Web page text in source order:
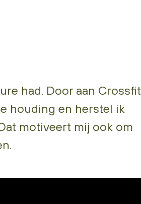
had. Door aan Crossfit
houding en herstel ik
motiveert mij ook om